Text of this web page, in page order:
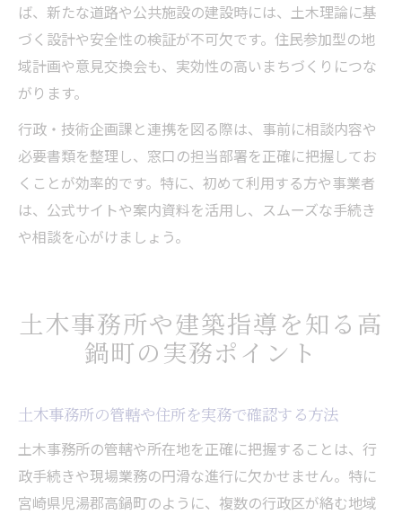
ば、新たな道路や公共施設の建設時には、土木理論に基
づく設計や安全性の検証が不可欠です。住民参加型の地
域計画や意見交換会も、実効性の高いまちづくりにつな
がります。
行政・技術企画課と連携を図る際は、事前に相談内容や
必要書類を整理し、窓口の担当部署を正確に把握してお
くことが効率的です。特に、初めて利用する方や事業者
は、公式サイトや案内資料を活用し、スムーズな手続き
や相談を心がけましょう。
土木事務所や建築指導を知る高
鍋町の実務ポイント
土木事務所の管轄や住所を実務で確認する方法
土木事務所の管轄や所在地を正確に把握することは、行
政手続きや現場業務の円滑な進行に欠かせません。特に
宮崎県児湯郡高鍋町のように、複数の行政区が絡む地域